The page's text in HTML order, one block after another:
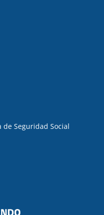
Seguridad Social